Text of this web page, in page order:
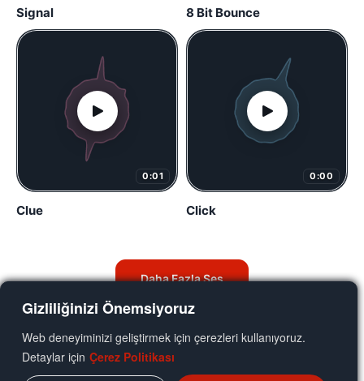
Gizliliğinizi Önemsiyoruz
Web deneyiminizi geliştirmek için çerezleri kullanıyoruz.
Detaylar için Çerez Politikası
Signal 8 Bit Bounce
0:01
Clue
0:00
Click
Daha Fazla Ses